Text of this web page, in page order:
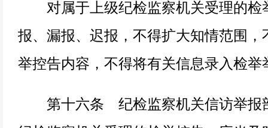
对属于上级纪检监察机关受理的检
报、漏报、迟报，不得扩大知情范围，
举控告内容，不得将有关信息录入检举
第十六条 纪检监察机关信访举报